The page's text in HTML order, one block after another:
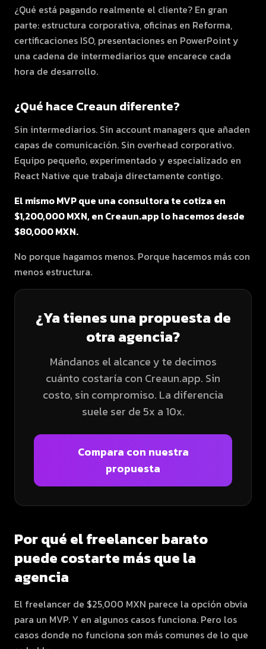
¿Qué está pagando realmente el cliente? En gran
parte: estructura corporativa, oficinas en Reforma,
certificaciones ISO, presentaciones en PowerPoint y
una cadena de intermediarios que encarece cada
hora de desarrollo.
¿Qué hace Creaun diferente?
Sin intermediarios. Sin account managers que añaden
capas de comunicación. Sin overhead corporativo.
Equipo pequeño, experimentado y especializado en
React Native que trabaja directamente contigo.
El mismo MVP que una consultora te cotiza en
$1,200,000 MXN, en Creaun.app lo hacemos desde
$80,000 MXN.
No porque hagamos menos. Porque hacemos más con
menos estructura.
¿Ya tienes una propuesta de
otra agencia?
Mándanos el alcance y te decimos
cuánto costaría con Creaun.app. Sin
costo, sin compromiso. La diferencia
suele ser de 5x a 10x.
Compara con nuestra
propuesta
Por qué el freelancer barato
puede costarte más que la
agencia
El freelancer de $25,000 MXN parece la opción obvia
para un MVP. Y en algunos casos funciona. Pero los
casos donde no funciona son más comunes de lo que